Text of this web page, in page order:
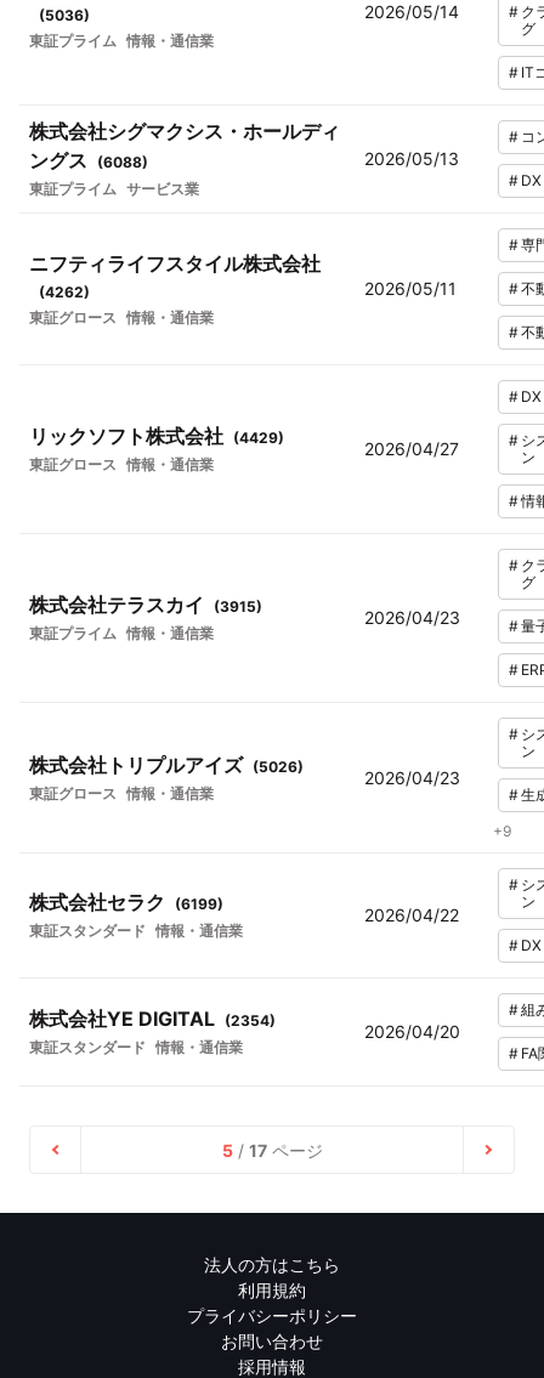
(5036)
東証プライム 情報・通信業
2026/05/14 # ク
グ
# IT
株式会社シグマクシス・ホールディ
ングス
(6088)
東証プライム サービス業
2026/05/13
# コ
# DX
ニフティライフスタイル株式会社
(4262)
東証グロース 情報・通信業
2026/05/11
#専
#不
#不
リックソフト株式会社 (4429)
東証グロース 情報・通信業
2026/04/27
# DX
# シ
ン
#情
株式会社テラスカイ (3915)
東証プライム 情報・通信業
2026/04/23
# ク
グ
#量
#
株式会社トリプルアイズ (5026)
東証グロース 情報・通信業
2026/04/23
# シ
ン
#生
+9
株式会社セラク (6199)
東証スタンダード 情報・通信業
2026/04/22
# シ
ン
# DX
株式会社YE DIGITAL (2354)
東証スタンダード 情報・通信業
2026/04/20
#組
# FA
5/ 17ページ
法人の方はこちら
利用規約
プライバシーポリシー
お問い合わせ
採用情報